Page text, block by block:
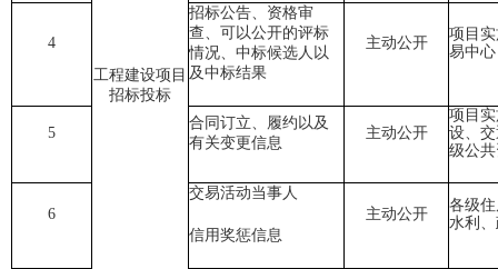
工程建设项目
招标投标
4
招标公告、资格审
查、可以公开的评标
情况、中标候选人以
及中标结果
主动公开
项目
易中心
5
合同订立、履约以及
有关变更信息
主动公开
项目
设、
级公
6
交易活动当事人
信用奖惩信息
主动公开
各级
水利